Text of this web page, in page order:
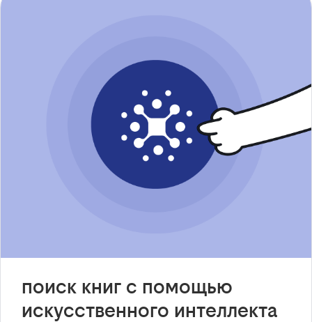
поиск книг с помощью
искусственного интеллекта